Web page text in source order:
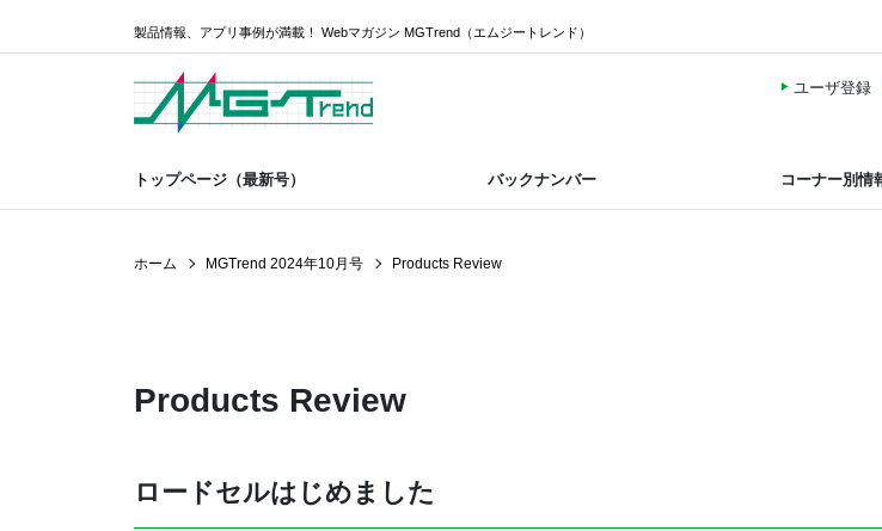
製品情報、アプリ事例が満載！ Webマガジン MGTrend（エムジートレンド）
ユーザ登録
トップページ（最新号） バックナンバー コーナー別情
ホーム MGTrend 2024年10月号 Products Review
Products Review
ロードセルはじめました